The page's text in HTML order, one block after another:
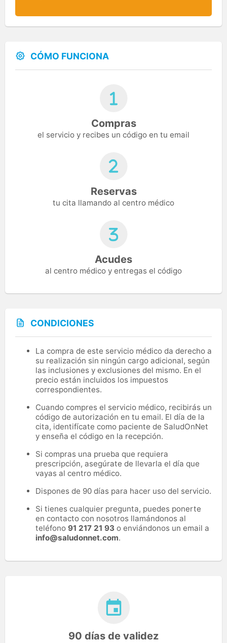
CÓMO FUNCIONA
Compras
el servicio y recibes un código en tu email
Reservas
tu cita llamando al centro médico
Acudes
al centro médico y entregas el código
CONDICIONES
La compra de este servicio médico da derecho a
su realización sin ningún cargo adicional, según
las inclusiones y exclusiones del mismo. En el
precio están incluidos los impuestos
correspondientes.
Cuando compres el servicio médico, recibirás un
código de autorización en tu email. El día de la
cita, identifícate como paciente de SaludOnNet
y enseña el código en la recepción.
Si compras una prueba que requiera
prescripción, asegúrate de llevarla el día que
vayas al centro médico.
Dispones de 90 días para hacer uso del servicio.
Si tienes cualquier pregunta, puedes ponerte
en contacto con nosotros llamándonos al
teléfono 91 217 21 93 o enviándonos un email a
info@saludonnet.com.
90 días de validez